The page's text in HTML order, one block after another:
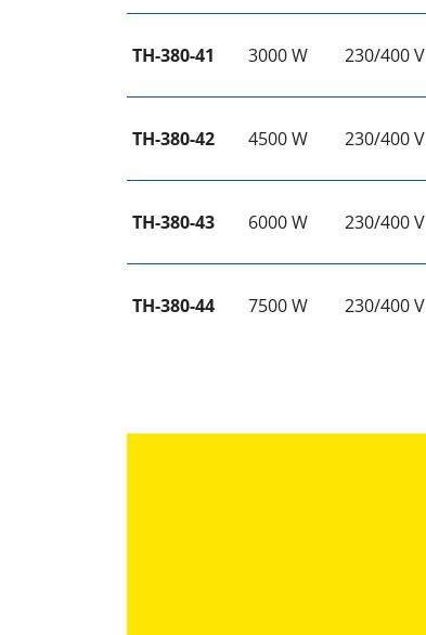
TH-380-41 3000 W 230/400 V
TH-380-42 4500 W 230/400 V
TH-380-43 6000 W 230/400 V
TH-380-44 7500 W 230/400 V